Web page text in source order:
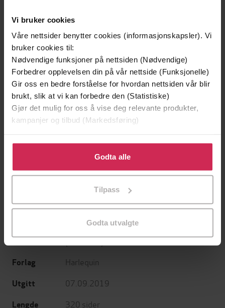
Vi bruker cookies
Våre nettsider benytter cookies (informasjonskapsler). Vi
bruker cookies til:
Nødvendige funksjoner på nettsiden (Nødvendige)
Forbedrer opplevelsen din på vår nettside (Funksjonelle)
Gir oss en bedre forståelse for hvordan nettsiden vår blir
brukt, slik at vi kan forbedre den (Statistiske)
Gjør det mulig for oss å vise deg relevante produkter,
kampanjer og tilbud (Markedsføring)
Klikk på «Godta alle» for å gi oss ditt samtykke til å
bruke cookies for alle disse formålene. Du kan også
tilpasse ditt samtykke til spesifikke formål ved å klikke
Godta alle
Tilpass
Godta utvalgte
EBOK EBOK
Anderson Natalie(forfatter),
(forfatter)
Forlag Harlequin
Utgitt 07.09.2019
Lengde 320 sider